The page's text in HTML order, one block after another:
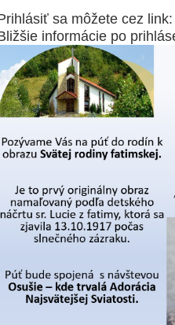
sa môžete cez
informácie po